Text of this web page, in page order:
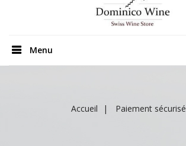
Menu
Accueil Paiement sécurisé